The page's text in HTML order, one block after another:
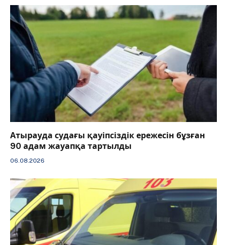
Атырауда судағы қауіпсіздік ережесін бұзған
90 адам жауапқа тартылды
06.08.2026